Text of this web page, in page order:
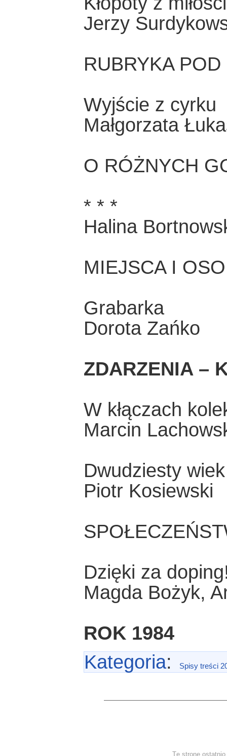
Jerzy
RUBRYKA
Wyjście z cyrku
Małgorzata
O RÓŻNYCH
* * *
Halina
MIEJSCA I
Grabarka
Dorota Zańko
ZDARZENIA –
W kłączach
Marcin
Dwudziesty
Piotr Kosiewski
Dzięki za
Magda Bożyk,
ROK 1984
Kategoria: Spisy treści
Tę stronę